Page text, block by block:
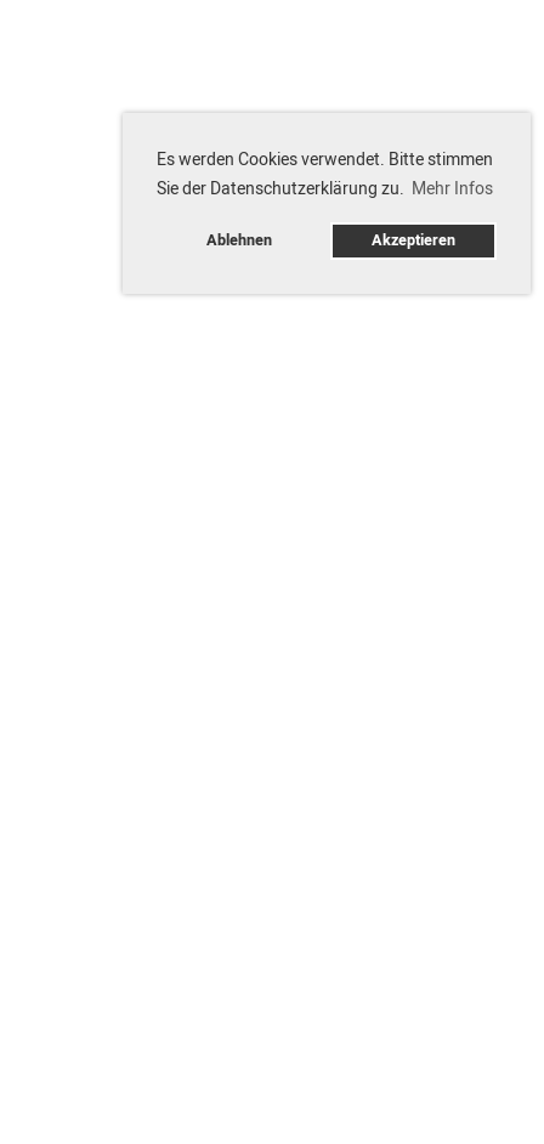
Es werden Cookies verwendet. Bitte stimmen
Sie der Datenschutzerklärung zu. Mehr Infos
Ablehnen Akzeptieren